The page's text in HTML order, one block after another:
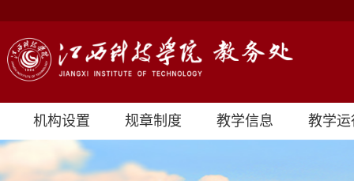
机构设置 规章制度 教学信息 教学运